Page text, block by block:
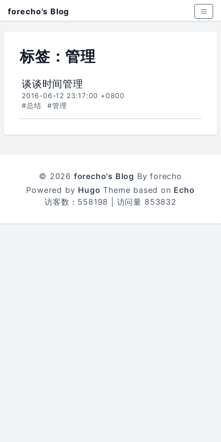
forecho's Blog
标签：管理
谈谈时间管理
2016-06-12 23:17:00 +0800
#总结
#管理
© 2026 forecho's Blog By forecho
Powered by Hugo Theme based on Echo
访客数： 558198 | 访问量 853832